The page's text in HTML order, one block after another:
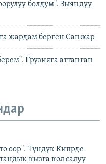
болдум". Зыяндуу
жардам берген Санжар
Грузияга аттанган
оор". Түндүк Кипрде
кызга кол салуу